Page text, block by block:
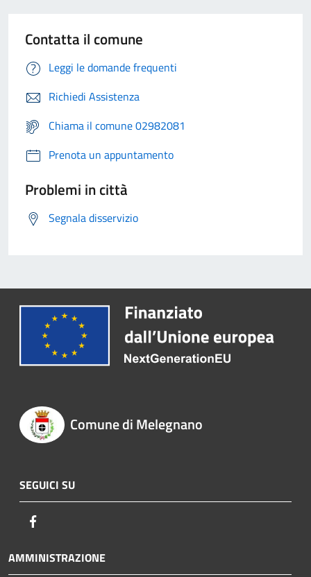
Contatta il comune
Leggi le domande frequenti
Richiedi Assistenza
Chiama il comune 02982081
Prenota un appuntamento
Problemi in città
Segnala disservizio
Comune di Melegnano
SEGUICI SU
AMMINISTRAZIONE